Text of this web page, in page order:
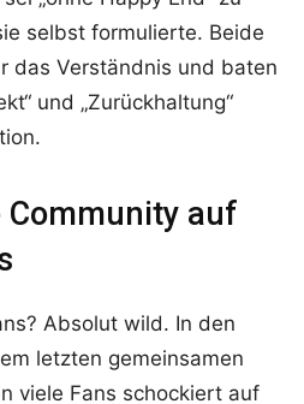
selbst formulierte. Beide
das Verständnis und baten
und „Zurückhaltung“
Community auf
Absolut wild. In den
letzten gemeinsamen
viele Fans schockiert auf